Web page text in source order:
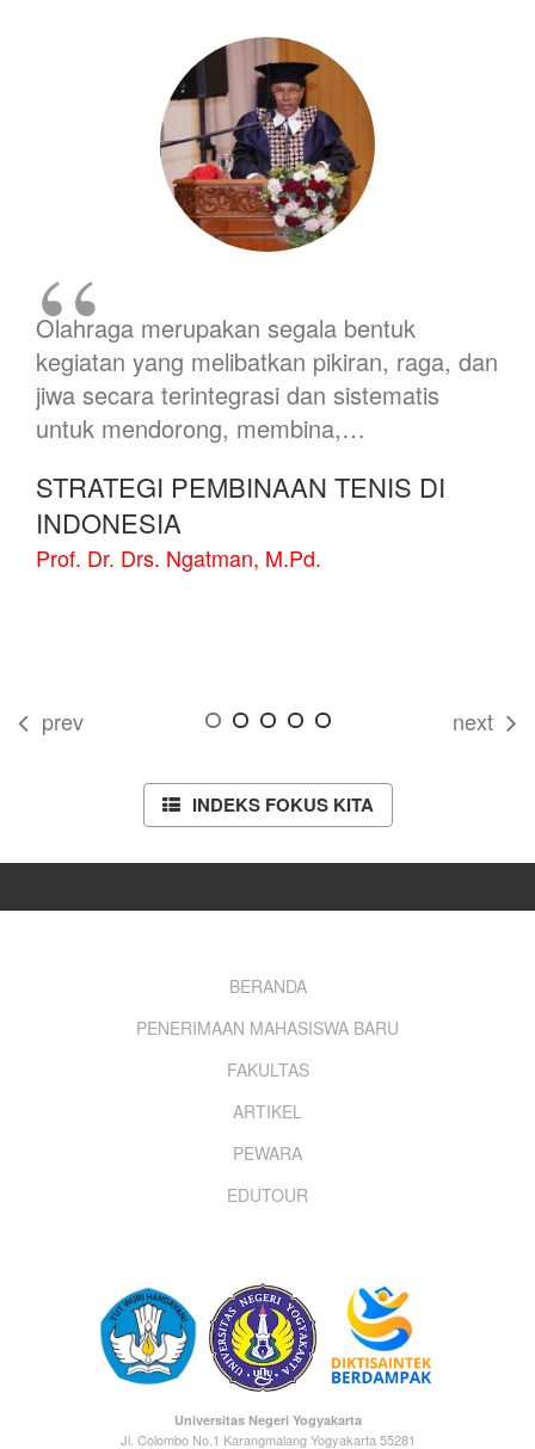
Olahraga merupakan segala bentuk
kegiatan yang melibatkan pikiran, raga, dan
jiwa secara terintegrasi dan sistematis
untuk mendorong, membina,…
STRATEGI PEMBINAAN TENIS DI
INDONESIA
Prof. Dr. Drs. Ngatman, M.Pd.
prev next
INDEKS FOKUS KITA
BERANDA
PENERIMAAN MAHASISWA BARU
FAKULTAS
ARTIKEL
PEWARA
EDUTOUR
Universitas Negeri Yogyakarta
Jl. Colombo No.1 Karangmalang Yogyakarta 55281